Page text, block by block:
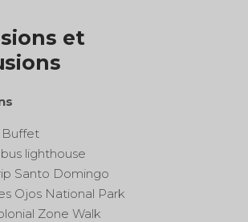
et
Buffet
lighthouse
Santo Domingo
Ojos National Park
Zone Walk